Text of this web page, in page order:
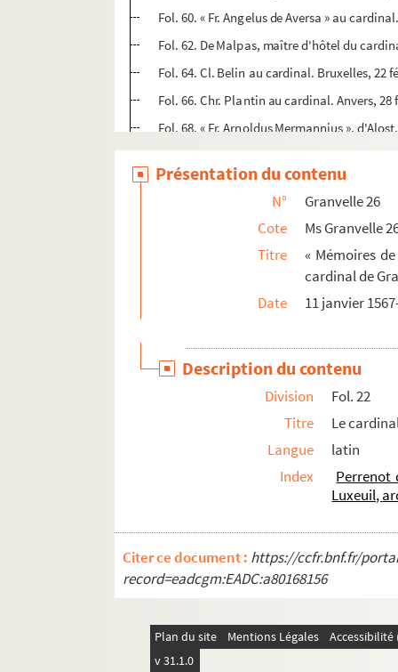
Fol. 60. « Fr. Angelus de Aversa » au
Fol. 62. De Malpas, maître d'hôtel du
Fol. 64. Cl. Belin au cardinal. Bruxelles, 22
Fol. 66. Chr. Plantin au cardinal. Anvers, 28
Fol. 68. « Fr. Arnoldus Mermannius »,
Fol. 69. « Ce qu'a presché le gardien de
Fol. 72. Cl. Belin au cardinal. Bruxelles, 28
Fol. 74. Rodolphe et Ernest, princes de
Fol. 76. P. del Castillo au cardinal.
Fol. 78. Cl. Belin au cardinal. Bruxelles, 7
Fol. 80. Ant. Pensart, seigneur d'Herlaer,
Fol. 84. François de la Thieuloye au
Fol. 86. Chr. Plantin au cardinal. Anvers, 17
Fol. 88. Cl. Belin au cardinal. Bruxelles, 21
Fol. 92. Le cardinal à l'archevêque de
Fol. 94. « Copie de l'acord fait entre le roy
Fol. 98. Le cardinal au P. Angelo d'Aversa.
Fol. 102. Splinter van Hargen, seigneur
Fol. 104. Le procureur de Lille Gilles
Fol. 106. Cl. Belin au cardinal. Bruxelles, 4
Fol. 108. Le conseiller Antoine Contault
Présentation du contenu
N°
Granvelle 26
Cote
Ms Granvelle
Titre
« Mémoires
cardinal de
Date
11 janvier
Description du contenu
Division
Fol. 22
Titre
Le
Langue
latin
Index
Perrenot
Luxeuil,
Citer ce document : https://ccfr.bnf.fr/
record=eadcgm:EADC:a80168156
Plan du site Mentions Légales
v 31.1.0